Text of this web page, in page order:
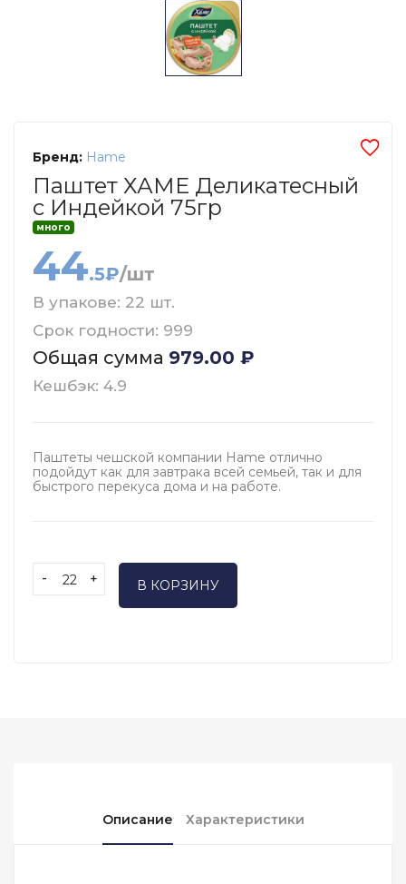
Бренд: Hame
Паштет ХАМЕ Деликатесный
с Индейкой 75гр
много
44.5₽/шт
В упакове: 22 шт.
Срок годности: 999
Общая сумма 979.00 ₽
Кешбэк: 4.9
Паштеты чешской компании Hame отлично
подойдут как для завтрака всей семьей, так и для
быстрого перекуса дома и на работе.
- + В КОРЗИНУ
Описание Характеристики